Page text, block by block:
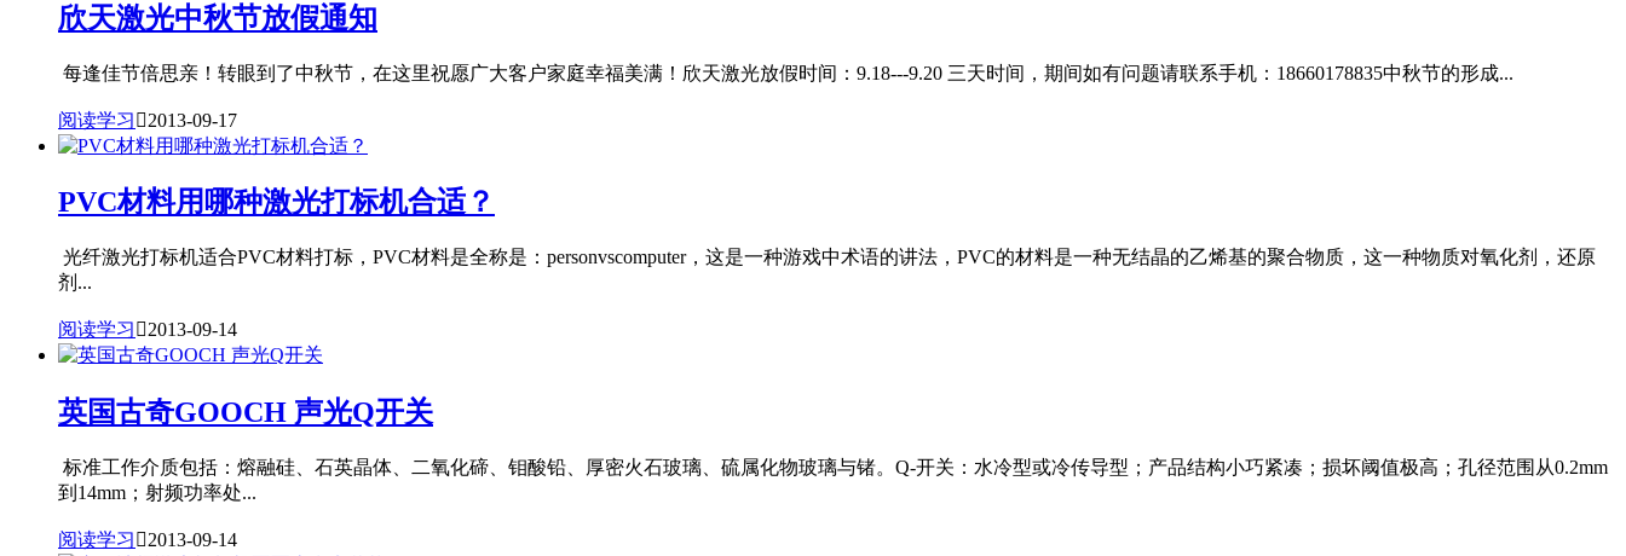
欣天激光中秋节放假通知
每逢佳节倍思亲！转眼到了中秋节，在这里祝愿广大客户家庭幸福美满！欣天激光放假时间：9.18---9.20 三天时间，期间如有问题请联系手机：18660178835中秋节的形成...
阅读学习 2013-09-17
PVC材料用哪种激光打标机合适？
光纤激光打标机适合PVC材料打标，PVC材料是全称是：personvscomputer，这是一种游戏中术语的讲法，PVC的材料是一种无结晶的乙烯基的聚合物质，这一种物质对氧化剂，还原
剂...
阅读学习 2013-09-14
英国古奇GOOCH 声光Q开关
标准工作介质包括：熔融硅、石英晶体、二氧化碲、钼酸铅、厚密火石玻璃、硫属化物玻璃与锗。Q-开关：水冷型或冷传导型；产品结构小巧紧凑；损坏阈值极高；孔径范围从0.2mm
到14mm；射频功率处...
阅读学习 2013-09-14